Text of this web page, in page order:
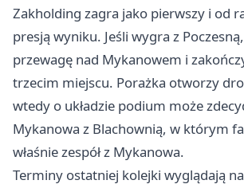
Zakholding zagra jako pierwszy i od
presją wyniku. Jeśli wygra z
przewagę nad Mykanowem i
trzecim miejscu. Porażka otworzy
wtedy o układzie podium może
Mykanowa z Blachownią, w którym
właśnie zespół z Mykanowa.
Terminy ostatniej kolejki wyglądają